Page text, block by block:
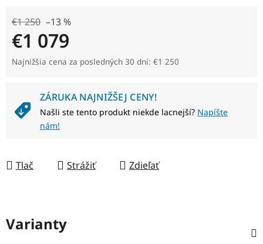
€1 250 –13 %
€1 079
Jednotková cena:
Najnižšia cena za posledných 30 dní: €1 250
ZÁRUKA NAJNIŽŠEJ CENY!
Našli ste tento produkt niekde lacnejší? Napíšte
nám!
Tlač Strážiť Zdieľať
Varianty